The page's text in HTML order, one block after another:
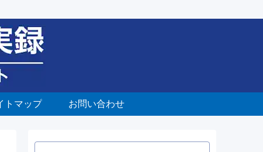
トマップ お問い合わせ